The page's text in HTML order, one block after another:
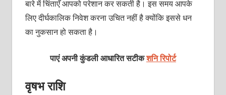
बारे में चिंताएँ आपको परेशान कर सकती है। इस समय आपके
लिए दीर्घकालिक निवेश करना उचित नहीं है क्योंकि इससे धन
का नुकसान हो सकता है।
पाएं अपनी कुंडली आधारित सटीकशनि रिपोर्ट
वृषभ राशि